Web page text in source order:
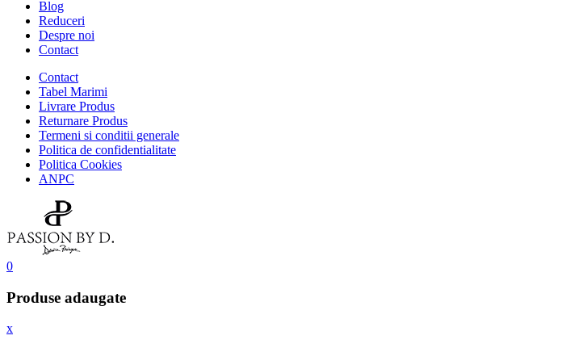
Blog
Reduceri
Despre noi
Contact
Contact
Tabel Marimi
Livrare Produs
Returnare Produs
Termeni si conditii generale
Politica de confidentialitate
Politica Cookies
ANPC
0
Produse adaugate
x